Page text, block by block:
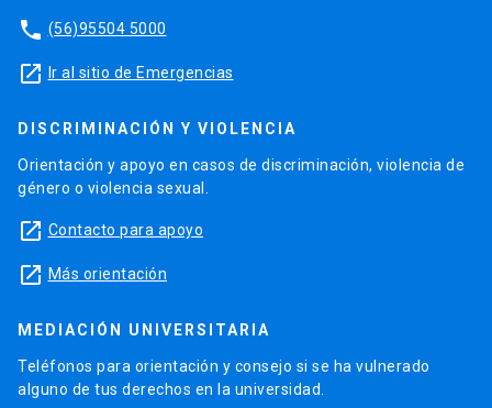
phone (56)95504 5000
launch Ir al sitio de Emergencias
DISCRIMINACIÓN Y VIOLENCIA
Orientación y apoyo en casos de discriminación, violencia de
género o violencia sexual.
launch Contacto para apoyo
launch Más orientación
MEDIACIÓN UNIVERSITARIA
Teléfonos para orientación y consejo si se ha vulnerado
alguno de tus derechos en la universidad.